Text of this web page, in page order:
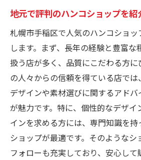
地元で評判のハンコショップを紹
札幌市手稲区で人気のハンコショ
します。まず、長年の経験と豊富な
扱う店が多く、品質にこだわる方
の人々からの信頼を得ている店で
デザインや素材選びに関するアド
が魅力です。特に、個性的なデザイ
インを求める方には、専門知識を
ショップが最適です。そのようなシ
フォローも充実しており、安心し